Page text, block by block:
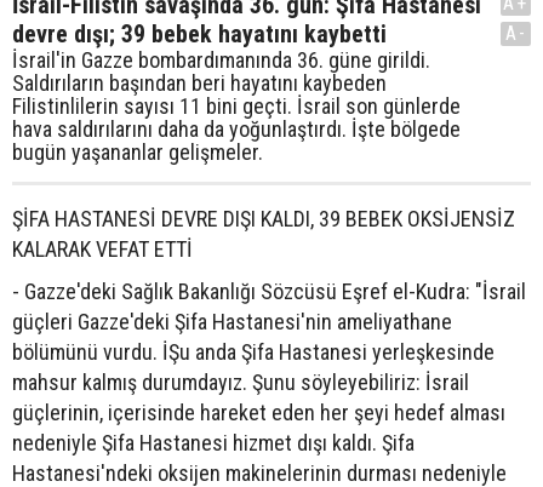
devre dışı; 39 bebek hayatını kaybetti
İsrail'in Gazze bombardımanında 36. güne girildi.
Saldırıların başından beri hayatını kaybeden
Filistinlilerin sayısı 11 bini geçti. İsrail son günlerde
hava saldırılarını daha da yoğunlaştırdı. İşte bölgede
bugün yaşananlar gelişmeler.
A-
ŞİFA HASTANESİ DEVRE DIŞI KALDI, 39 BEBEK OKSİJENSİZ
KALARAK VEFAT ETTİ
- Gazze'deki Sağlık Bakanlığı Sözcüsü Eşref el-Kudra: "İsrail
güçleri Gazze'deki Şifa Hastanesi'nin ameliyathane
bölümünü vurdu. İŞu anda Şifa Hastanesi yerleşkesinde
mahsur kalmış durumdayız. Şunu söyleyebiliriz: İsrail
güçlerinin, içerisinde hareket eden her şeyi hedef alması
nedeniyle Şifa Hastanesi hizmet dışı kaldı. Şifa
Hastanesi'ndeki oksijen makinelerinin durması nedeniyle